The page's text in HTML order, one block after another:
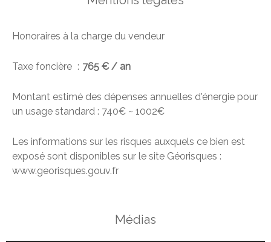
Honoraires à la charge du vendeur
Taxe foncière 765 € / an
Montant estimé des dépenses annuelles d'énergie pour
un usage standard : 740€ ~ 1002€
Les informations sur les risques auxquels ce bien est
exposé sont disponibles sur le site Géorisques :
www.georisques.gouv.fr
Médias